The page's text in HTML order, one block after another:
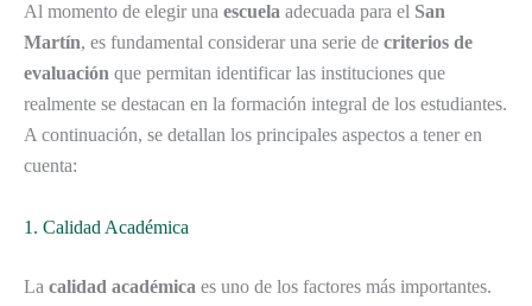
Al momento de elegir una escuela adecuada para el San
Martín, es fundamental considerar una serie de criterios de
evaluación que permitan identificar las instituciones que
realmente se destacan en la formación integral de los estudiantes.
A continuación, se detallan los principales aspectos a tener en
cuenta:
1. Calidad Académica
La calidad académica es uno de los factores más importantes.